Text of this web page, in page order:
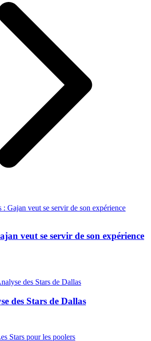
veut se servir de son expérience
des Stars de Dallas